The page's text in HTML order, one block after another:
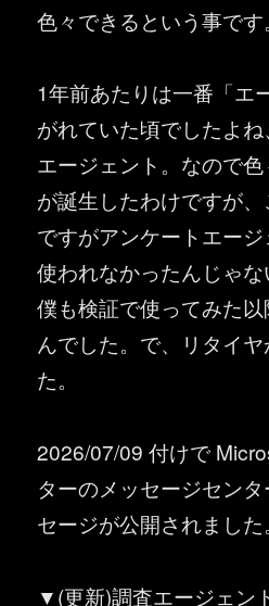
色々できるという事です。
1年前あたりは一番「エ
がれていた頃でしたよ
エージェント。なので
が誕生したわけですが
ですがアンケートエー
使われなかったんじゃな
僕も検証で使ってみた
んでした。で、リタイ
た。
2026/07/09 付けで
ターのメッセージセン
セージが公開されました。
▼(更新)調査エージェン